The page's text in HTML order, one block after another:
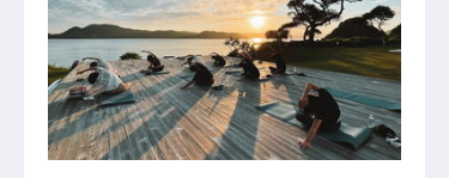
ヨガインストラクター（寮光熱費無
料／完休2日／WEBカジュアル面談
可）